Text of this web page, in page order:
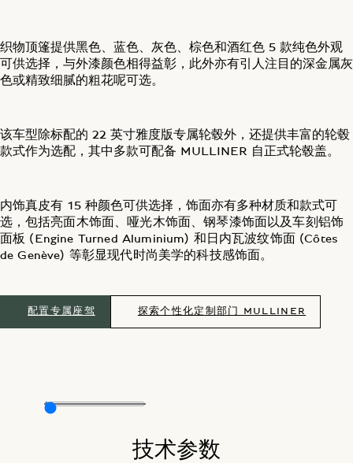
织物顶篷提供黑色、蓝色、灰色、棕色和酒红色 5 款纯色外观
可供选择，与外漆颜色相得益彰，此外亦有引人注目的深金属灰
色或精致细腻的粗花呢可选。
该车型除标配的 22 英寸雅度版专属轮毂外，还提供丰富的轮毂
款式作为选配，其中多款可配备 MULLINER 自正式轮毂盖。
内饰真皮有 15 种颜色可供选择，饰面亦有多种材质和款式可
选， 包括亮面木饰面、哑光木饰面、钢琴漆饰面以及车刻铝饰
面板 (Engine Turned Aluminium) 和日内瓦波纹饰面 (Côtes
de Genève) 等彰显现代时尚美学的科技感饰面。
配置专属座驾 探索个性化定制部门 MULLINER
技术参数